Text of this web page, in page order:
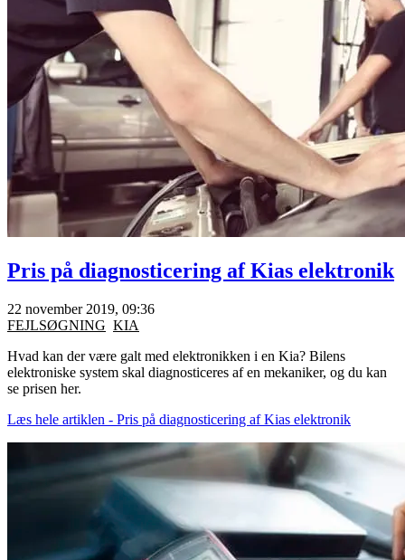
Pris på diagnosticering af Kias elektronik
22 november 2019, 09:36
FEJLSØGNING KIA
Hvad kan der være galt med elektronikken i en Kia? Bilens
elektroniske system skal diagnosticeres af en mekaniker, og du kan
se prisen her.
Læs hele artiklen - Pris på diagnosticering af Kias elektronik